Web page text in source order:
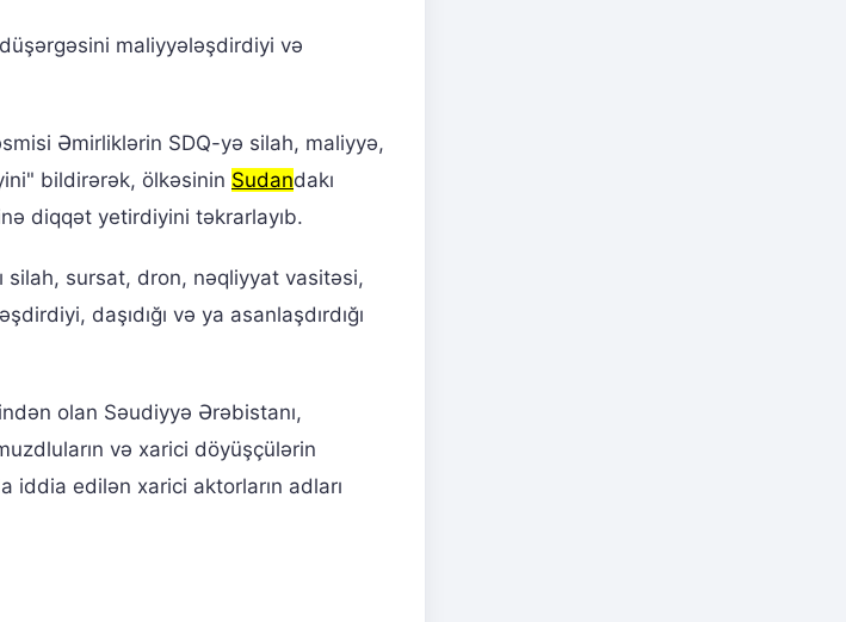
maliyyələşdirdiyi və
Əmirliklərin SDQ-yə silah, maliyyə,
bildirərək, ölkəsinin Sudandakı
diqqət yetirdiyini təkrarlayıb.
silah, sursat, dron, nəqliyyat vasitəsi,
daşıdığı və ya asanlaşdırdığı
olan Səudiyyə Ərəbistanı,
və xarici döyüşçülərin
iddia edilən xarici aktorların adları